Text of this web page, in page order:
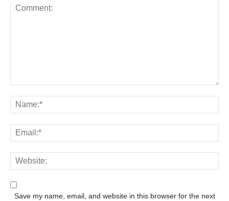
Save my name, email, and website in this browser for the next